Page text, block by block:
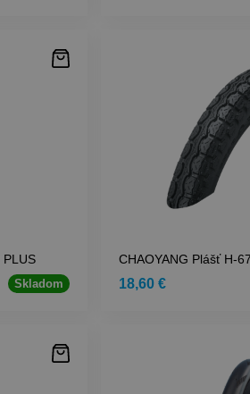
PLUS
Skladom
CHAOYANG Plášť H-
18,60 €